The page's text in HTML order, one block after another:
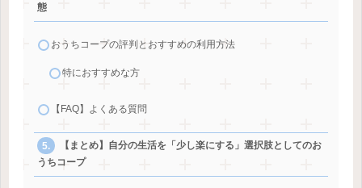
態
おうちコープの評判とおすすめの利用方法
特におすすめな方
【FAQ】よくある質問
【まとめ】自分の生活を「少し楽にする」選択肢としてのお
うちコープ